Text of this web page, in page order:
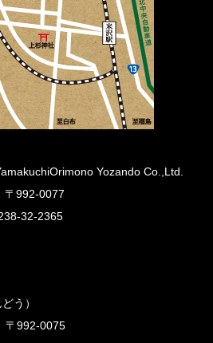
Yozando Co.,Ltd.
992-0077
32-2365
う）
〒992-0075